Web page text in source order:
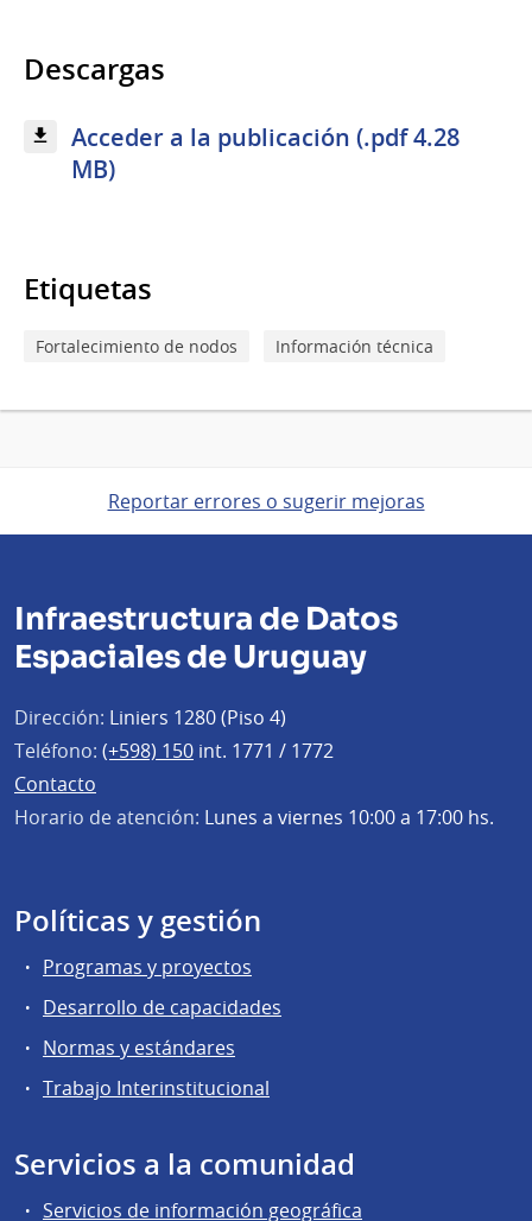
Descargas
Acceder a la publicación (.pdf 4.28
MB)
Etiquetas
Fortalecimiento de nodos Información técnica
Reportar errores o sugerir mejoras
Infraestructura de Datos
Espaciales de Uruguay
Dirección: Liniers 1280 (Piso 4)
Teléfono: (+598) 150 int. 1771 / 1772
Contacto
Horario de atención: Lunes a viernes 10:00 a 17:00 hs.
Políticas y gestión
Programas y proyectos
Desarrollo de capacidades
Normas y estándares
Trabajo Interinstitucional
Servicios a la comunidad
Servicios de información geográfica